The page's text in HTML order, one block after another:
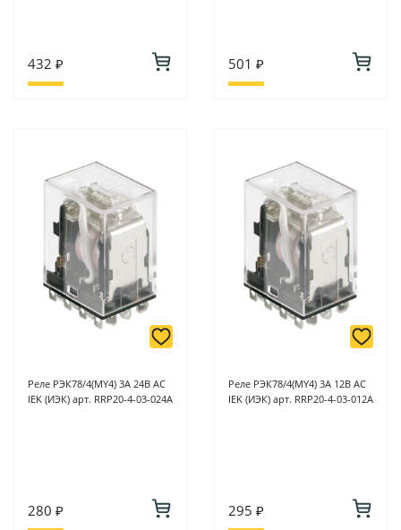
432 ₽ 501 ₽
Реле РЭК78/4(MY4) 3А 24В АC
IEK (ИЭК) арт. RRP20-4-03-024A
280 ₽
Реле РЭК78/4(MY4) 3А 12В АC
IEK (ИЭК) арт. RRP20-4-03-012A
295 ₽